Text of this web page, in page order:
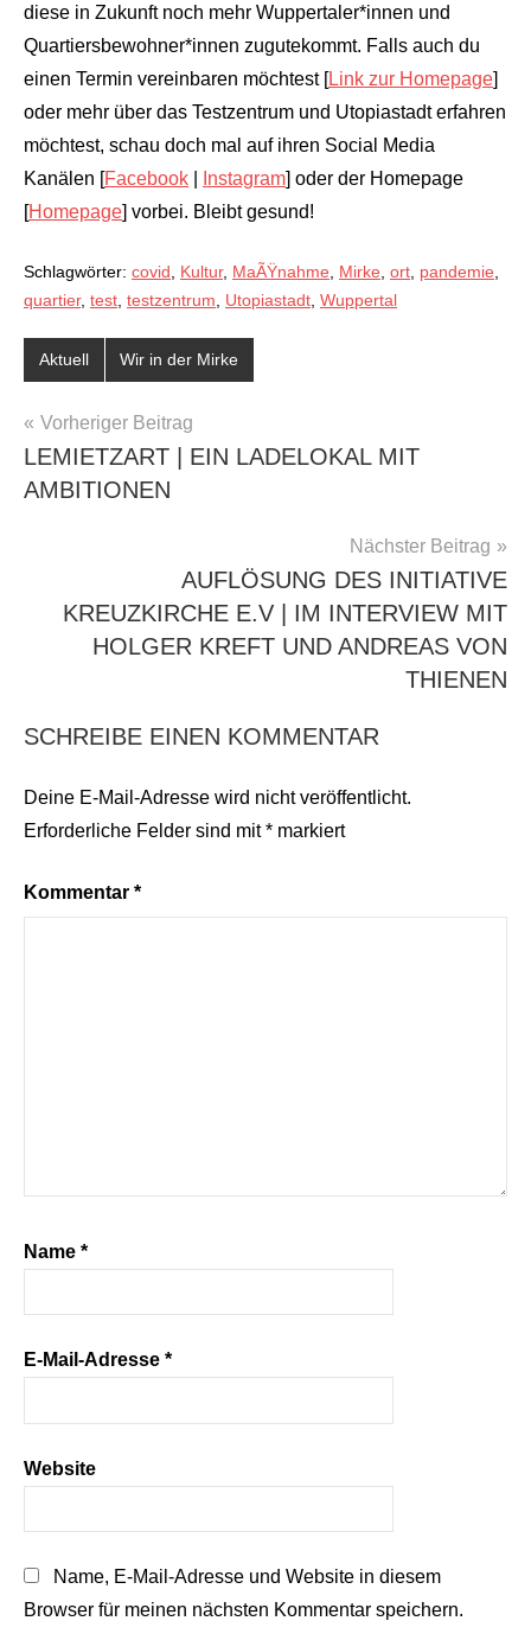
diese in Zukunft noch mehr Wuppertaler*innen und
Quartiersbewohner*innen zugutekommt. Falls auch du
einen Termin vereinbaren möchtest [Link zur Homepage]
oder mehr über das Testzentrum und Utopiastadt erfahren
möchtest, schau doch mal auf ihren Social Media
Kanälen [Facebook Instagram] oder der Homepage
[Homepage] vorbei. Bleibt gesund!
Schlagwörter: covid Kultur, MaÃŸnahme Mirke ort pandemie
quartier, test testzentrum Utopiastadt Wuppertal
Aktuell Wir in der Mirke
BEITRAGSNAVIGATION
Vorheriger Beitrag
LEMIETZART | EIN LADELOKAL MIT
AMBITIONEN
Nächster Beitrag
AUFLÖSUNG DES INITIATIVE
KREUZKIRCHE E.V | IM INTERVIEW MIT
HOLGER KREFT UND ANDREAS VON
THIENEN
SCHREIBE EINEN KOMMENTAR
Deine E-Mail-Adresse wird nicht veröffentlicht.
Erforderliche Felder sind mit* markiert
Kommentar *
Name *
E-Mail-Adresse *
Website
Name, E-Mail-Adresse und Website in diesem
Browser für meinen nächsten Kommentar speichern.